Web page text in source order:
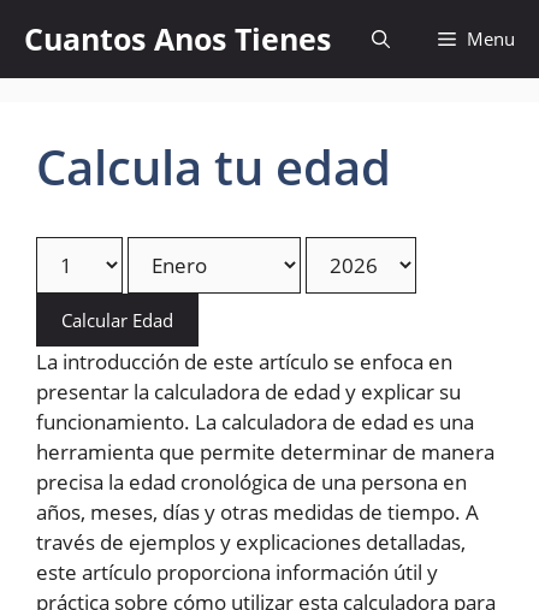
content
Cuantos Anos Tienes Menu
Calcula tu edad
Calcular Edad
La introducción de este artículo se enfoca en
presentar la calculadora de edad y explicar su
funcionamiento. La calculadora de edad es una
herramienta que permite determinar de manera
precisa la edad cronológica de una persona en
años, meses, días y otras medidas de tiempo. A
través de ejemplos y explicaciones detalladas,
este artículo proporciona información útil y
práctica sobre cómo utilizar esta calculadora para